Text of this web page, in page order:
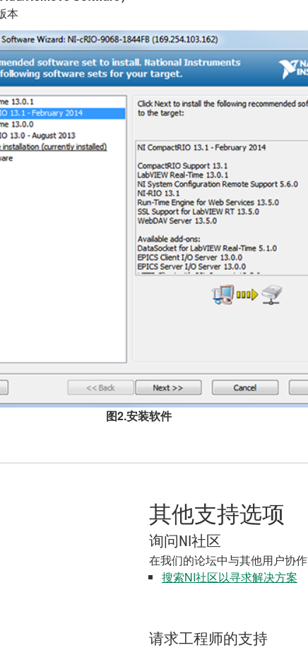
本
图2.安装软件
其他支持选项
询问NI社区
在我们的论坛中与其他用户协作
搜索NI社区以寻求解决方案
请求工程师的支持